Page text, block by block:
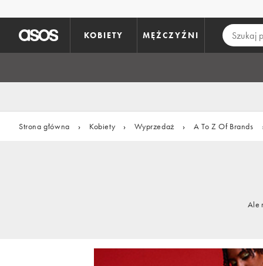
KOBIETY MĘŻCZYŹNI
Strona główna › Kobiety › Wyprzedaż › A To Z Of Brands
Ale